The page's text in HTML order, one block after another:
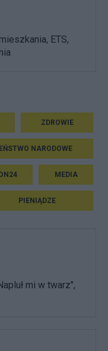
ETS,
ZDROWIE
NARODOWE
MEDIA
PIENIĄDZE
mi w twarz",